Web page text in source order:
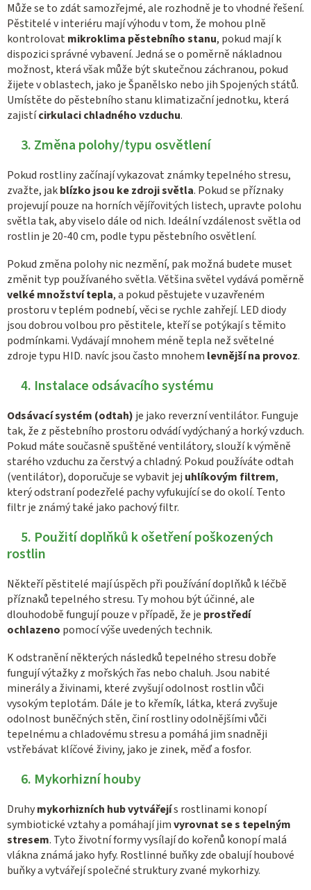
Může se to zdát samozřejmé, ale rozhodně je to vhodné řešení.
Pěstitelé v interiéru mají výhodu v tom, že mohou plně
kontrolovat mikroklima pěstebního stanu, pokud mají k
dispozici správné vybavení. Jedná se o poměrně nákladnou
možnost, která však může být skutečnou záchranou, pokud
žijete v oblastech, jako je Španělsko nebo jih Spojených států.
Umístěte do pěstebního stanu klimatizační jednotku, která
zajistícirkulaci chladného vzduchu.
3. Změna polohy/typu osvětlení
Pokud rostliny začínají vykazovat známky tepelného stresu,
zvažte, jakblízko jsou ke zdroji světla. Pokud se příznaky
projevují pouze na horních vějířovitých listech, upravte polohu
světla tak, aby viselo dále od nich. Ideální vzdálenost světla od
rostlin je 20-40 cm, podle typu pěstebního osvětlení.
Pokud změna polohy nic nezmění, pak možná budete muset
změnit typ používaného světla. Většina světel vydává poměrně
velké množství tepla, a pokud pěstujete v uzavřeném
prostoru v teplém podnebí, věci se rychle zahřejí. LED diody
jsou dobrou volbou pro pěstitele, kteří se potýkají s těmito
podmínkami. Vydávají mnohem méně tepla než světelné
zdroje typu HID. navíc jsou často mnohem levnější na provoz.
4. Instalace odsávacího systému
Odsávací systém (odtah) je jako reverzní ventilátor. Funguje
tak, že z pěstebního prostoru odvádí vydýchaný a horký vzduch.
Pokud máte současně spuštěné ventilátory, slouží k výměně
starého vzduchu za čerstvý a chladný. Pokud používáte odtah
(ventilátor), doporučuje se vybavit jej uhlíkovým filtrem,
který odstraní podezřelé pachy vyfukující se do okolí. Tento
filtr je známý také jako pachový filtr.
5. Použití doplňků k ošetření poškozených
rostlin
Někteří pěstitelé mají úspěch při používání doplňků k léčbě
příznaků tepelného stresu. Ty mohou být účinné, ale
dlouhodobě fungují pouze v případě, že je prostředí
ochlazeno pomocí výše uvedených technik.
K odstranění některých následků tepelného stresu dobře
fungují výtažky z mořských řas nebo chaluh. Jsou nabité
minerály a živinami, které zvyšují odolnost rostlin vůči
vysokým teplotám. Dále je to křemík, látka, která zvyšuje
odolnost buněčných stěn, činí rostliny odolnějšími vůči
tepelnému a chladovému stresu a pomáhá jim snadněji
vstřebávat klíčové živiny, jako je zinek, měď a fosfor.
6. Mykorhizní houby
Druhymykorhizních hub vytvářejís rostlinami konopí
symbiotické vztahy a pomáhají jimvyrovnat se s tepelným
stresem. Tyto životní formy vysílají do kořenů konopí malá
vlákna známá jako hyfy. Rostlinné buňky zde obalují houbové
buňky a vytvářejí společné struktury zvané mykorhizy.